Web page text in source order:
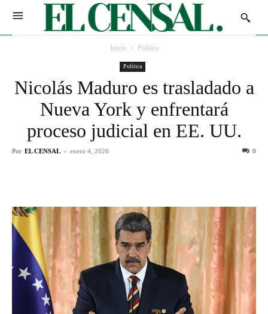
Inicio Política
Política
Nicolás Maduro es trasladado a
Nueva York y enfrentará
proceso judicial en EE. UU.
Por EL CENSAL - enero 4, 2026 0